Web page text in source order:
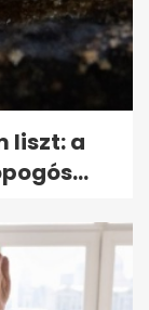
liszt: a